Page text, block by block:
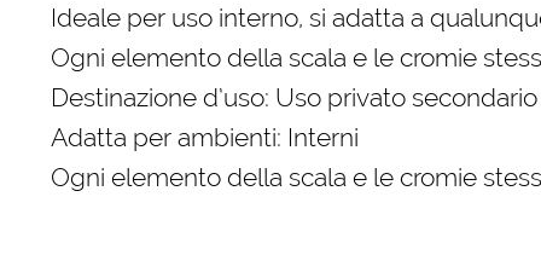
Ideale per uso interno, si adatta a
Ogni elemento della scala e le cromie
Destinazione d’uso: Uso privato secondario
Adatta per ambienti: Interni
Ogni elemento della scala e le cromie